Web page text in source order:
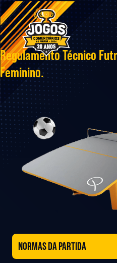
Main
Navigation
Regulamento Técnico
Feminino.
NORMAS DA PARTIDA